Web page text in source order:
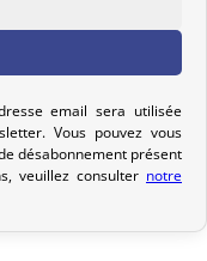
ouvrables suivant
au transporteur que
recevrez un e-mail
colis. Nous offrons
à vos besoins.
email sera utilisée
Vous pouvez vous
désabonnement présent
veuillez consulter notre